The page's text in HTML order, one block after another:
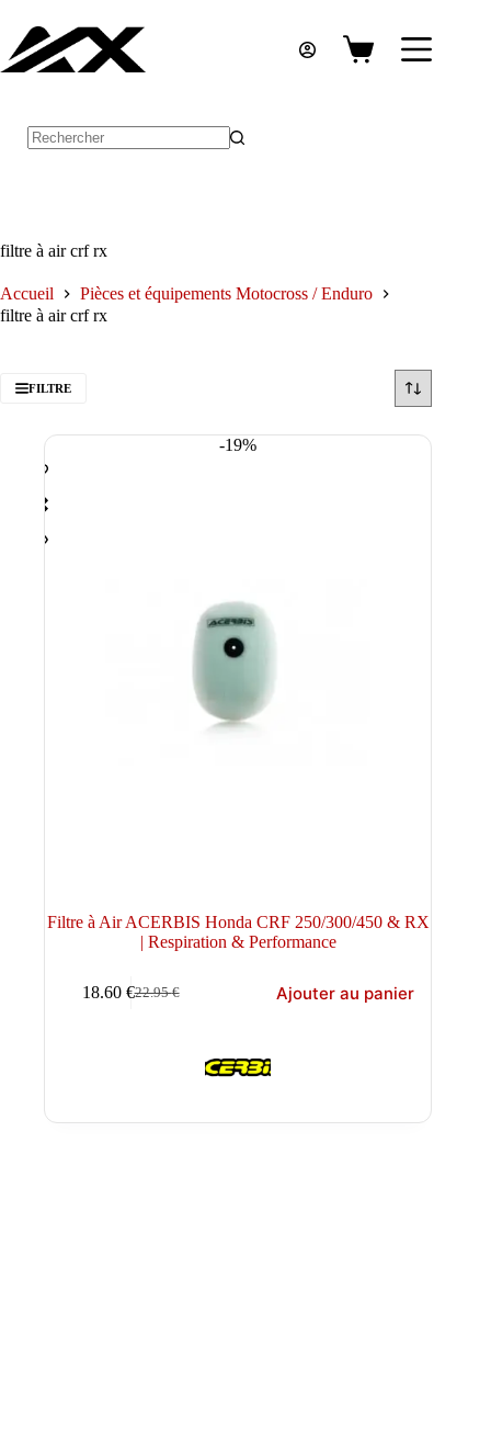
contenu
Panier
filtre à air crf rx
Accueil
Pièces et équipements Motocross / Enduro
filtre à air crf rx
FILTRE
-19%
Filtre à Air ACERBIS Honda CRF 250/300/450 & RX
| Respiration & Performance
22.95€
Le
18.60 €Le
Ajouter au panier